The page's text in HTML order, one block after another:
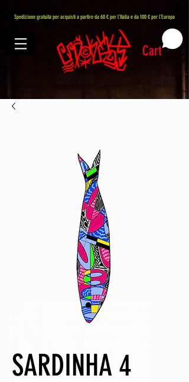
Spedizione gratuita per acquisti a partire da 60 € per l'Italia e da 100 € per l'Europa
Cart
SARDINHA 4